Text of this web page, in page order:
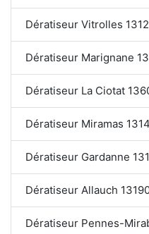
Dératiseur Vitrolles
Dératiseur Marignane
Dératiseur La Ciotat
Dératiseur Miramas
Dératiseur Gardanne
Dératiseur Allauch
Dératiseur Pennes-